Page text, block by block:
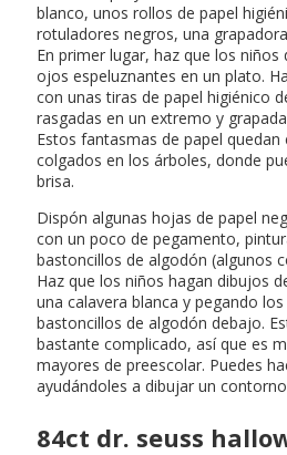
blanco, unos rollos de papel
rotuladores negros, una
En primer lugar, haz que los
ojos espeluznantes en un plato.
con unas tiras de papel higiénico
rasgadas en un extremo y
Estos fantasmas de papel quedan
colgados en los árboles, donde
brisa.
Dispón algunas hojas de papel
con un poco de pegamento,
bastoncillos de algodón (algunos
Haz que los niños hagan dibujos
una calavera blanca y pegando
bastoncillos de algodón debajo.
bastante complicado, así que es
mayores de preescolar. Puedes
ayudándoles a dibujar un
84ct dr. seuss